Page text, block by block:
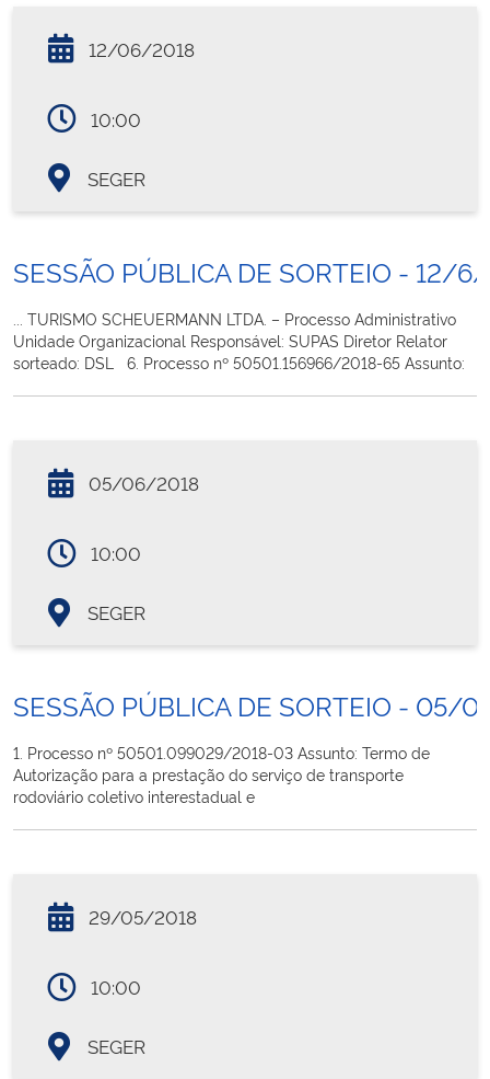
12/06/2018
10:00
SEGER
SESSÃO PÚBLICA DE SORTEIO - 12/
... TURISMO SCHEUERMANN LTDA. – Processo Administrativo
Unidade Organizacional Responsável: SUPAS Diretor Relator
sorteado: DSL 6. Processo nº 50501.156966/2018-65 Assunto:
05/06/2018
10:00
SEGER
SESSÃO PÚBLICA DE SORTEIO - 05/
1. Processo nº 50501.099029/2018-03 Assunto: Termo de
Autorização para a prestação do serviço de transporte
rodoviário coletivo interestadual e
29/05/2018
10:00
SEGER